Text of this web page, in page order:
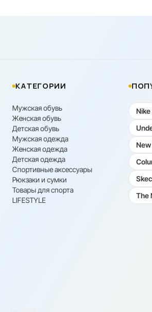
КАТЕГОРИИ
Мужская обувь
Женская обувь
Детская обувь
Мужская одежда
Женская одежда
Детская одежда
Спортивные аксессуары
Рюкзаки и сумки
Товары для спорта
LIFESTYLE
Nike
The